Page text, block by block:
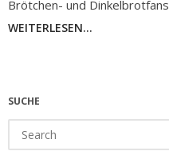
Brötchen- und Dinkelbrotfans
WEITERLESEN...
SUCHE
for: